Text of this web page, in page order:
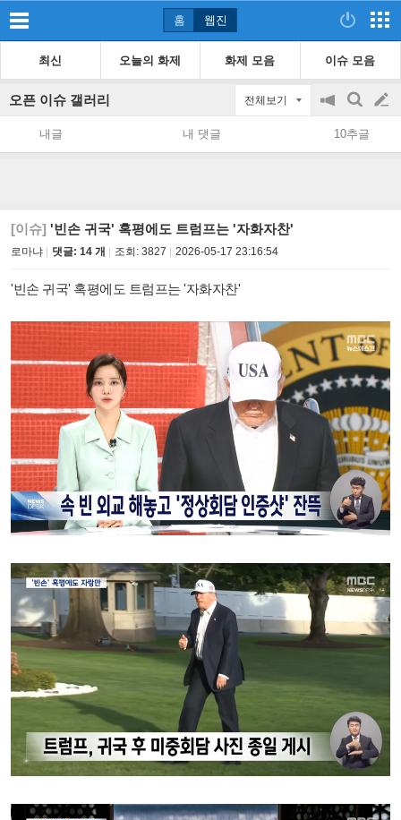
홈 웹진
최신 오늘의 화제 화제 모음 이슈 모음
오픈 이슈 갤러리 전체보기
공
지
on/off
검
색
글
쓰
내글 내 댓글 10추글
[이슈] '빈손 귀국' 혹평에도 트럼프는 '자화자찬'
로마냐 댓글: 14 개 조회: 3827 2026-05-17 23:16:54
'빈손 귀국' 혹평에도 트럼프는 '자화자찬'